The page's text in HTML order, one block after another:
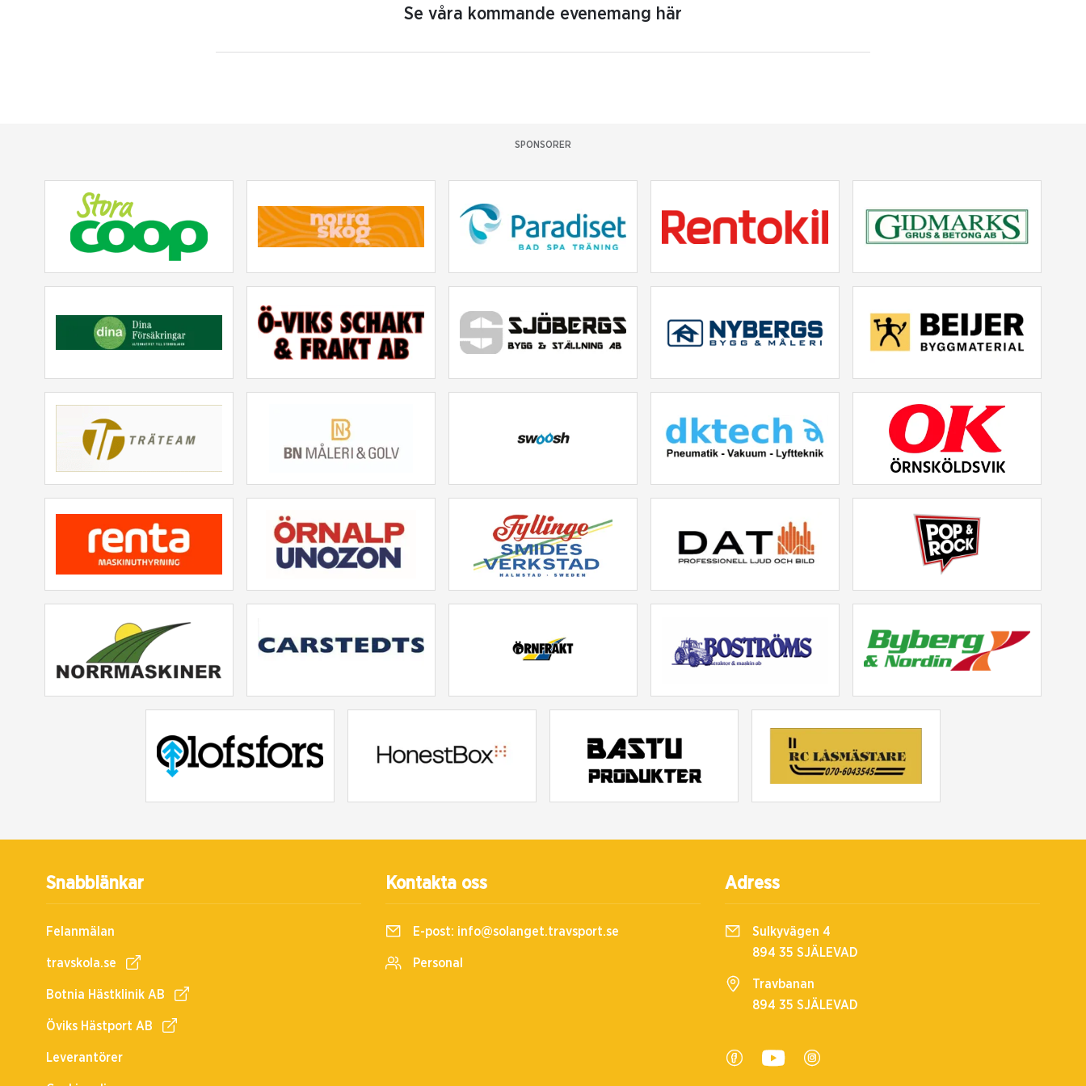
Se våra kommande evenemang här
SPONSORER
Snabblänkar
Felanmälan
travskola.se
Botnia Hästklinik AB
Öviks Hästport AB
Leverantörer
Kontakta oss
E-post: info@solanget.travsport.se
Personal
Adress
Sulkyvägen 4
894 35 SJÄLEVAD
Travbanan
894 35 SJÄLEVAD